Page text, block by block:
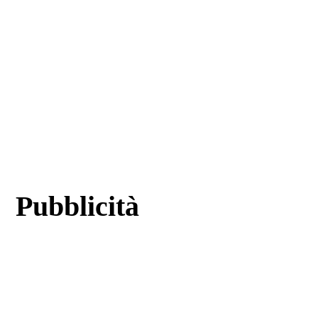
Pubblicità